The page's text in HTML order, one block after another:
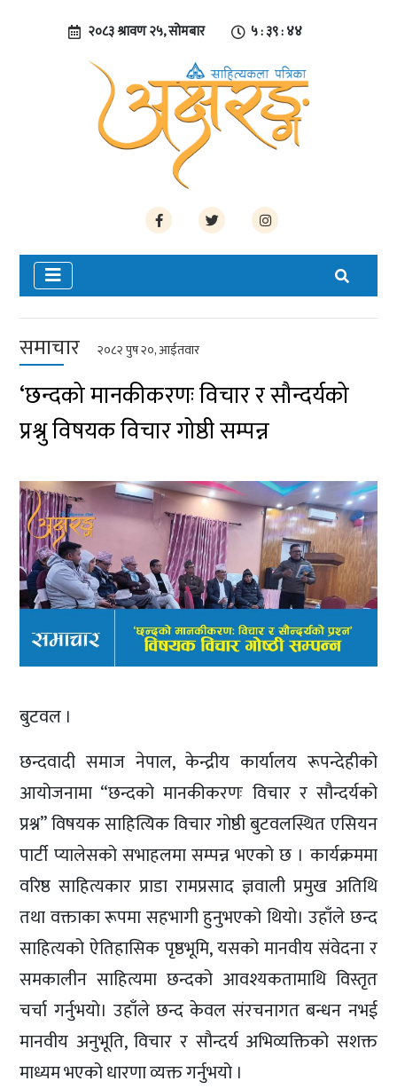
२०८३ श्रावण २५, सोमबार ५ : ३९ : ४५
समाचार २०८२ पुष २०, आईतवार
‘छन्दको मानकीकरणः विचार र सौन्दर्यको
प्रश्नु विषयक विचार गोष्ठी सम्पन्न
बुटवल ।
छन्दवादी समाज नेपाल, केन्द्रीय कार्यालय रूपन्देहीको
आयोजनामा “छन्दको मानकीकरणः विचार र सौन्दर्यको
प्रश्न” विषयक साहित्यिक विचार गोष्ठी बुटवलस्थित एसियन
पार्टी प्यालेसको सभाहलमा सम्पन्न भएको छ । कार्यक्रममा
वरिष्ठ साहित्यकार प्राडा रामप्रसाद ज्ञवाली प्रमुख अतिथि
तथा वक्ताका रूपमा सहभागी हुनुभएको थियो। उहाँले छन्द
साहित्यको ऐतिहासिक पृष्ठभूमि, यसको मानवीय संवेदना र
समकालीन साहित्यमा छन्दको आवश्यकतामाथि विस्तृत
चर्चा गर्नुभयो। उहाँले छन्द केवल संरचनागत बन्धन नभई
मानवीय अनुभूति, विचार र सौन्दर्य अभिव्यक्तिको सशक्त
माध्यम भएको धारणा व्यक्त गर्नुभयो ।